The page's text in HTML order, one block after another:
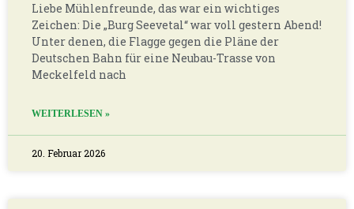
Liebe Mühlenfreunde, das war ein wichtiges
Zeichen: Die „Burg Seevetal“ war voll gestern Abend!
Unter denen, die Flagge gegen die Pläne der
Deutschen Bahn für eine Neubau-Trasse von
Meckelfeld nach
WEITERLESEN »
20. Februar 2026